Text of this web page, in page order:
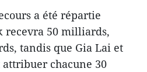
a été répartie
recevra 50 milliards,
tandis que Gia Lai et
chacune 30